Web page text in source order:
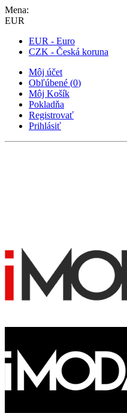
Mena:
EUR
EUR - Euro
CZK - Česká koruna
Môj účet
Obľúbené (0)
Môj Košík
Pokladňa
Registrovať
Prihlásiť